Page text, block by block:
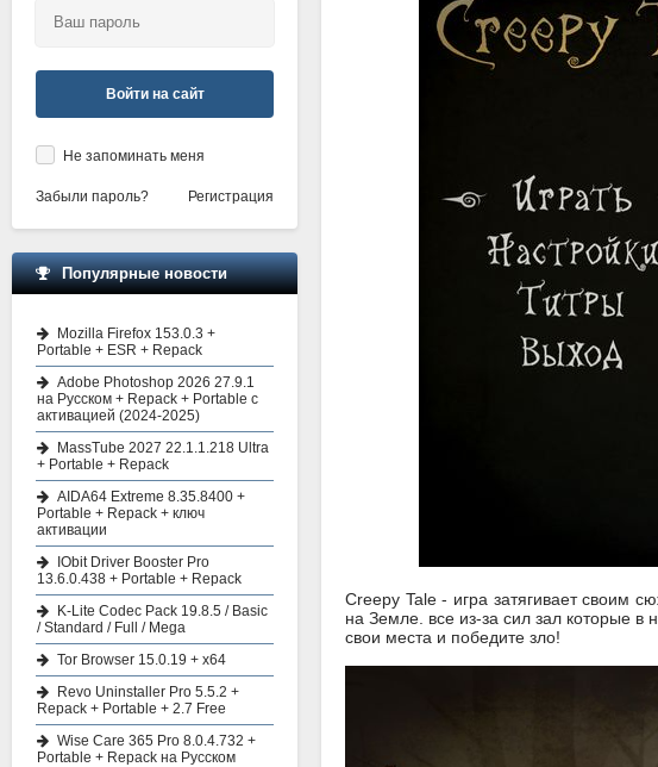
Creepy Tale - игра затягивает своим
на Земле. все из-за сил зал которые в
свои места и победите зло!
Войти на сайт
Не запоминать меня
Забыли пароль? Регистрация
Популярные новости
Mozilla Firefox 153.0.3 +
Portable + ESR + Repack
Adobe Photoshop 2026 27.9.1
на Русском + Repack + Portable с
активацией (2024-2025)
MassTube 2027 22.1.1.218 Ultra
+ Portable + Repack
AIDA64 Extreme 8.35.8400 +
Portable + Repack + ключ
активации
IObit Driver Booster Pro
13.6.0.438 + Portable + Repack
K-Lite Codec Pack 19.8.5 / Basic
/ Standard / Full / Mega
Tor Browser 15.0.19 + x64
Revo Uninstaller Pro 5.5.2 +
Repack + Portable + 2.7 Free
Wise Care 365 Pro 8.0.4.732 +
Portable + Repack на Русском